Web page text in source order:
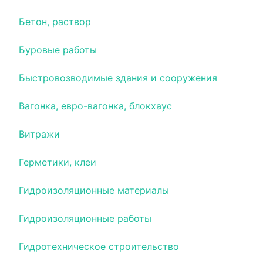
Бетон, раствор
Буровые работы
Быстровозводимые здания и сооружения
Вагонка, евро-вагонка, блокхаус
Витражи
Герметики, клеи
Гидроизоляционные материалы
Гидроизоляционные работы
Гидротехническое строительство